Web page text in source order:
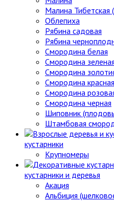
Малина Тибетская
Облепиха
Рябина садовая
Рябина
Смородина белая
Смородина
Смородина
Смородина красная
Смородина
Смородина черная
Шиповник
Штамбовая
кустарники
Крупномеры
кустарники и деревья
Акация
Альбиция